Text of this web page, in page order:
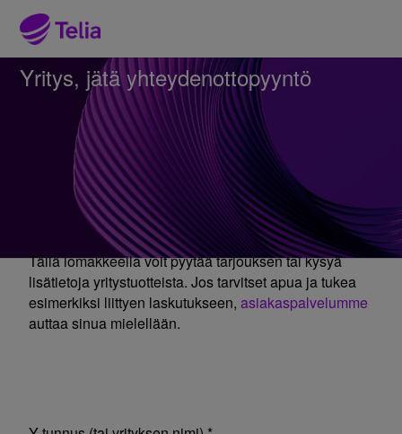
Yritys, jätä yhteydenottopyyntö
Tällä lomakkeella voit pyytää tarjouksen tai kysyä
lisätietoja yritystuotteista. Jos tarvitset apua ja tukea
esimerkiksi liittyen laskutukseen, asiakaspalvelumme
auttaa sinua mielellään.